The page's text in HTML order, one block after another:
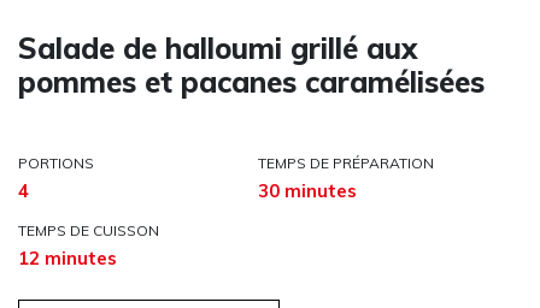
Salade de halloumi grillé aux
pommes et pacanes caramélisées
PORTIONS
4
TEMPS DE PRÉPARATION
30 minutes
TEMPS DE CUISSON
12 minutes